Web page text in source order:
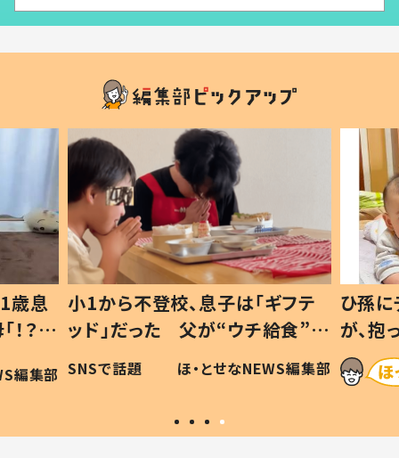
歳息
？」
編集部
小1から不登校、息子は「ギフテ
ッド」だった 父が“ウチ給食”を
作り続ける理由とは #令和の親
#令和の子
SNSで話題 ほ・とせなNEWS編集部
ひ孫
が、
「涙が
い」